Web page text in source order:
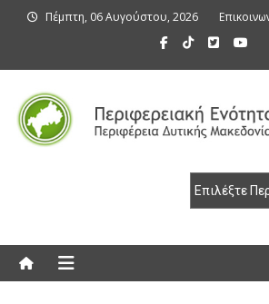
Πέμπτη, 06 Αυγούστου, 2026